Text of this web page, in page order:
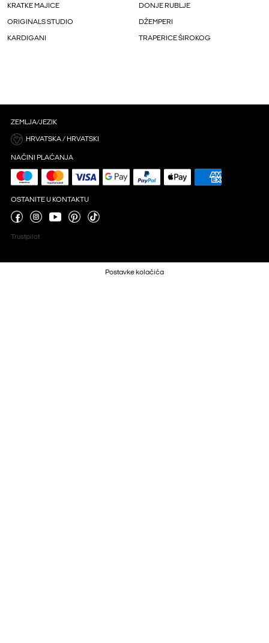
KRATKE MAJICE DONJE RUBLJE
ORIGINALS STUDIO DŽEMPERI
KARDIGANI TRAPERICE ŠIROKOG
ZEMLJA/JEZIK
HRVATSKA / HRVATSKI
NAČINI PLAĆANJA
OSTANITE U KONTAKTU
Trustpilot
Postavke kolačića